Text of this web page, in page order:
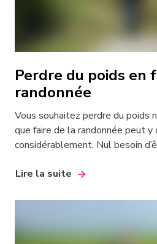
Perdre du poids en
randonnée
Vous souhaitez perdre du poids
que faire de la randonnée peut y
considérablement. Nul besoin
Lire la suite